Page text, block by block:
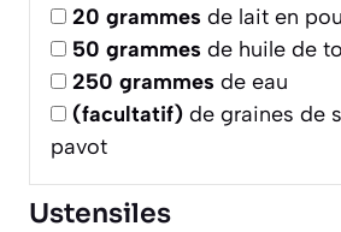
20 grammes de lait en
50 grammes de huile de
250 grammes de eau
(facultatif) de graines de
pavot
Ustensiles